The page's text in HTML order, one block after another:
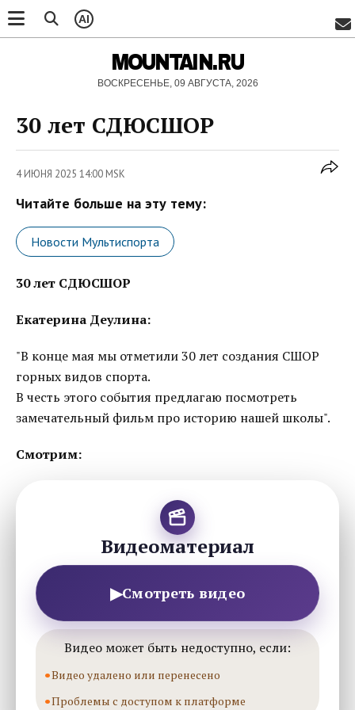
AI
MOUNTAIN.RU
ВОСКРЕСЕНЬЕ, 09 АВГУСТА, 2026
30 лет СДЮСШОР
4 ИЮНЯ 2025 14:00 MSK
Читайте больше на эту тему:
Новости Мультиспорта
30 лет СДЮСШОР
Екатерина Деулина:
"В конце мая мы отметили 30 лет создания СШОР
горных видов спорта.
В честь этого события предлагаю посмотреть
замечательный фильм про историю нашей школы".
Смотрим:
Видеоматериал
▶Смотреть видео
Видео может быть недоступно, если:
Видео удалено или перенесено
Проблемы с доступом к платформе